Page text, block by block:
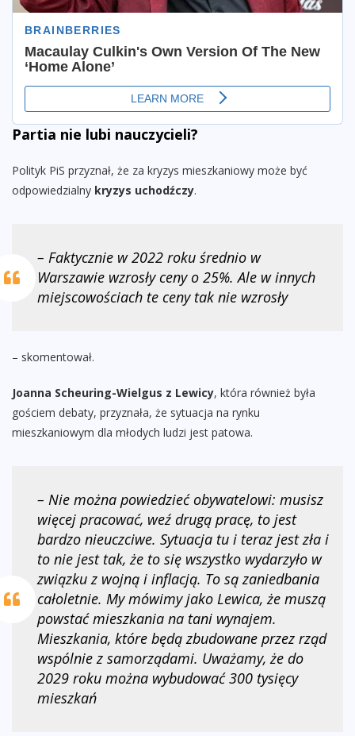
Partia nie lubi nauczycieli?
Polityk PiS przyznał, że za kryzys mieszkaniowy może być
odpowiedzialny kryzys uchodźczy.
– Faktycznie w 2022 roku średnio w
Warszawie wzrosły ceny o 25%. Ale w innych
miejscowościach te ceny tak nie wzrosły
– skomentował.
Joanna Scheuring-Wielgus z Lewicy, która również była
gościem debaty, przyznała, że sytuacja na rynku
mieszkaniowym dla młodych ludzi jest patowa.
– Nie można powiedzieć obywatelowi: musisz
więcej pracować, weź drugą pracę, to jest
bardzo nieuczciwe. Sytuacja tu i teraz jest zła i
to nie jest tak, że to się wszystko wydarzyło w
związku z wojną i inflacją. To są zaniedbania
całoletnie. My mówimy jako Lewica, że muszą
powstać mieszkania na tani wynajem.
Mieszkania, które będą zbudowane przez rząd
wspólnie z samorządami. Uważamy, że do
2029 roku można wybudować 300 tysięcy
mieszkań